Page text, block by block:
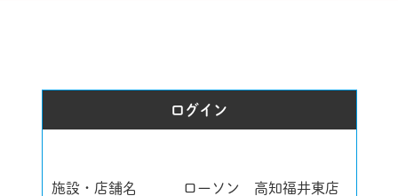
ログイン
施設・店舗名 ローソン 高知福井東店